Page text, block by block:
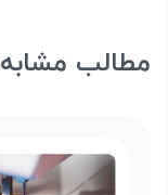
مطالب مشابه